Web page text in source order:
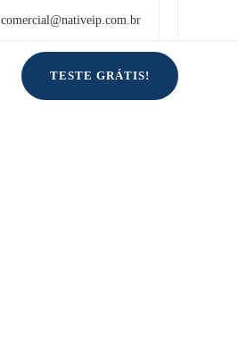
comercial@nativeip.com.br
TESTE GRÁTIS!